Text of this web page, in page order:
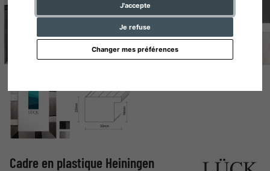
J'accepte
Je refuse
Changer mes préférences
Cadre en plastique Heiningen